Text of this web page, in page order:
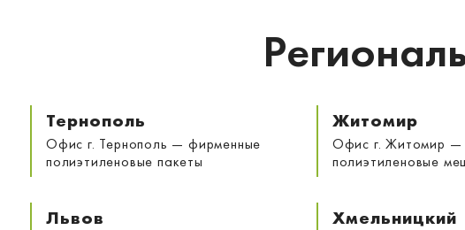
Тернополь
Офис г. Тернополь — фирменные
полиэтиленовые пакеты
Житомир
Офис г. Житомир —
полиэтиленовые
Львов Хмельницкий